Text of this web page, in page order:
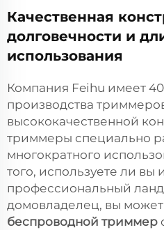
Качественная
долговечности и
использования
Компания Feihu имеет
производства
высококачественной
триммеры специально
многократного
того, используете ли вы
профессиональный
домовладелец, вы
беспроводной триммер